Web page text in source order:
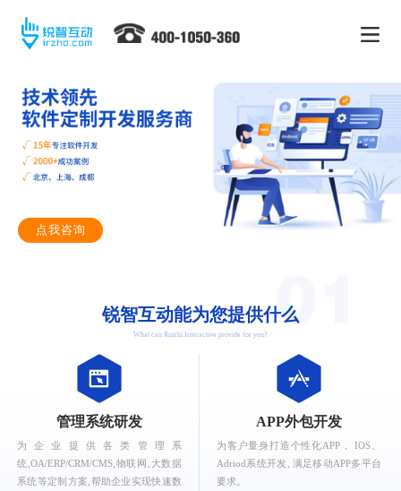
点我咨询
锐智互动能为您提供什么
What can Ruizhi Interactive provide for you?
管理系统研发
为企业提供各类管理系
统,OA/ERP/CRM/CMS,物联网,大数据
系统等定制方案,帮助企业实现快速数
APP外包开发
为客户量身打造个性化APP， IOS、
Adriod系统开发, 满足移动APP多平台
要求。